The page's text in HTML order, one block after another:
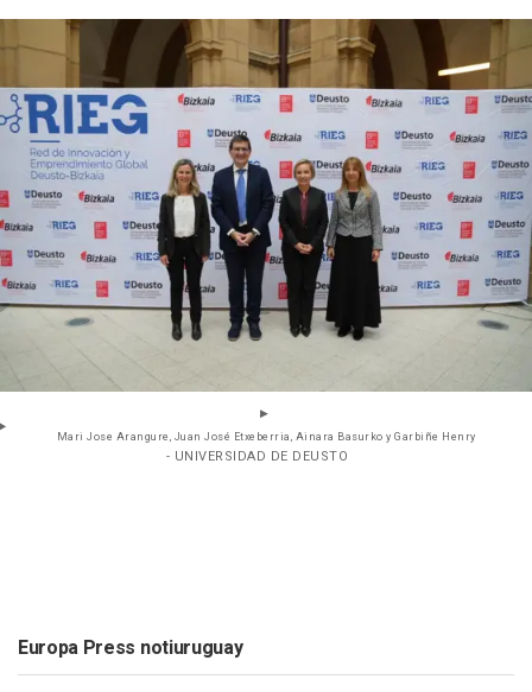
Mari Jose Arangure, Juan José Etxeberria, Ainara Basurko y Garbiñe Henry
- UNIVERSIDAD DE DEUSTO
Europa Press notiuruguay